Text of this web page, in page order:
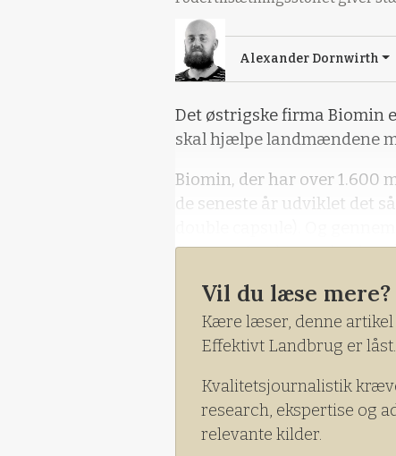
Alexander Dornwirth
Det østrigske firma Biomin
skal hjælpe landmændene
Biomin, der har over 1.600
de seneste år udviklet det
firmaets forskere arbejdet
Vil du læse mere?
Kære læser, denne artikel
Effektivt Landbrug er låst.
Kvalitetsjournalistik
research, ekspertise og
relevante kilder.